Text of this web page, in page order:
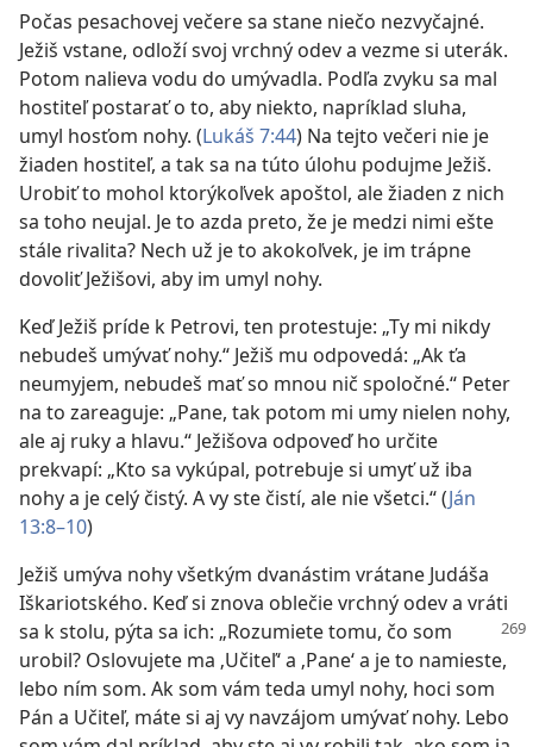
Počas pesachovej večere sa stane niečo nezvyčajné.
Ježiš vstane, odloží svoj vrchný odev a vezme si uterák.
Potom nalieva vodu do umývadla. Podľa zvyku sa mal
hostiteľ postarať o to, aby niekto, napríklad sluha,
umyl hosťom nohy. (Lukáš 7:44) Na tejto večeri nie je
žiaden hostiteľ, a tak sa na túto úlohu podujme Ježiš.
Urobiť to mohol ktorýkoľvek apoštol, ale žiaden z nich
sa toho neujal. Je to azda preto, že je medzi nimi ešte
stále rivalita? Nech už je to akokoľvek, je im trápne
dovoliť Ježišovi, aby im umyl nohy.
Keď Ježiš príde k Petrovi, ten protestuje: „Ty mi nikdy
nebudeš umývať nohy.“ Ježiš mu odpovedá: „Ak ťa
neumyjem, nebudeš mať so mnou nič spoločné.“ Peter
na to zareaguje: „Pane, tak potom mi umy nielen nohy,
ale aj ruky a hlavu.“ Ježišova odpoveď ho určite
prekvapí: „Kto sa vykúpal, potrebuje si umyť už iba
nohy a je celý čistý. A vy ste čistí, ale nie všetci.“ (Ján
13:8–10)
Ježiš umýva nohy všetkým dvanástim vrátane Judáša
Iškariotského. Keď si znova oblečie vrchný odev a vráti
sa k stolu, pýta sa ich: „Rozumiete tomu, čo som
urobil? Oslovujete ma ‚Učiteľ‘ a ‚Pane‘ a je to namieste,
lebo ním som. Ak som vám teda umyl nohy, hoci som
Pán a Učiteľ, máte si aj vy navzájom umývať nohy. Lebo